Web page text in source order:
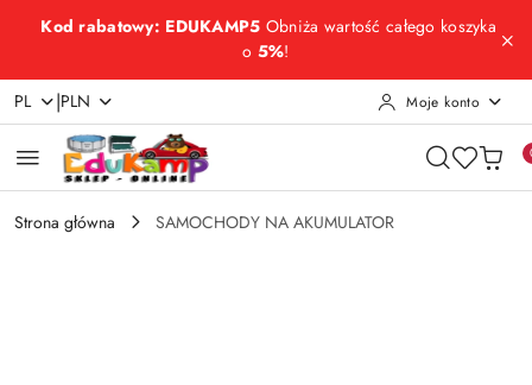
Przejdź do treści głównej
Przejdź do wyszukiwarki
Przejdź do moje konto
Przejdź do menu głównego
Przejdź do opisu produktu
Przejdź do stopki
Kod rabatowy: EDUKAMP5 Obniża wartość całego koszyka
o 5%!
PL |PLN Moje konto
Strona główna SAMOCHODY NA AKUMULATOR